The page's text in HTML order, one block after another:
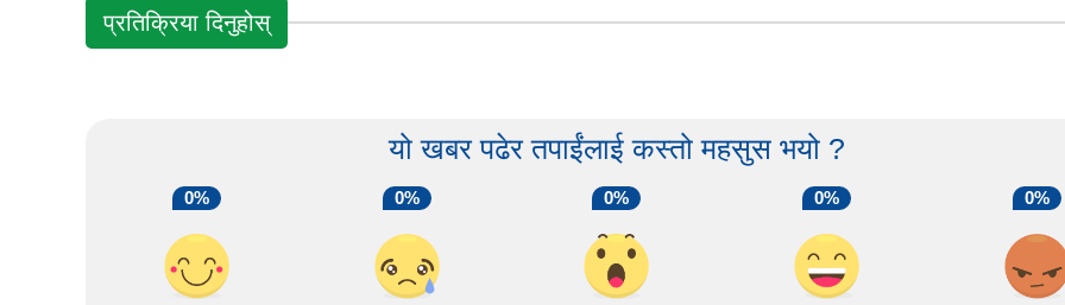
प्रतिक्रिया दिनुहोस्
यो खबर पढेर तपाईंलाई कस्तो महसुस भयो ?
0% 0% 0% 0% 0%